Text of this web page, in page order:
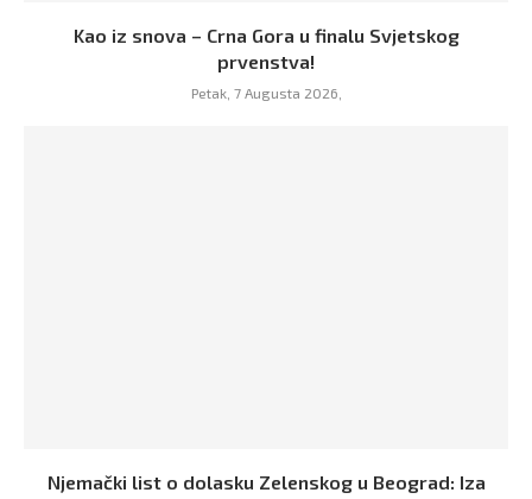
Kao iz snova – Crna Gora u finalu Svjetskog
prvenstva!
Petak, 7 Augusta 2026,
Njemački list o dolasku Zelenskog u Beograd: Iza